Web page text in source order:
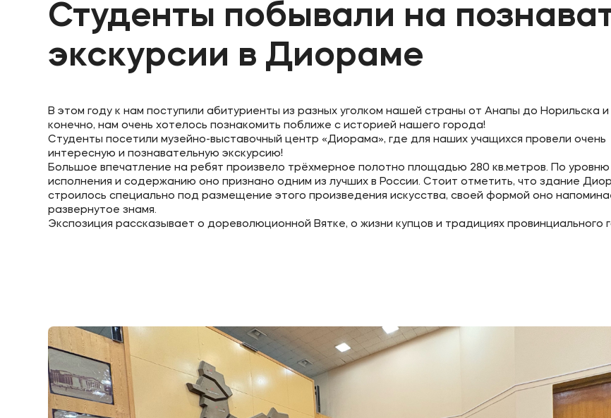
Поступающим
Высшее образование
Приемная комиссия
+7 (8332) 37-53-22
+7 (8332) 37-47-04
+7 (8332) 37-47-07
Полезное
Об образовательной организации
Банковские реквизиты
Мы в соцсетях
Студенты побывали на
экскурсии в Диораме
В этом году к нам поступили абитуриенты из разных уголком нашей страны от Анапы до Норильска и
конечно, нам очень хотелось познакомить поближе с историей нашего города!
Студенты посетили музейно-выставочный центр «Диорама», где для наших учащихся провели очень
интересную и познавательную экскурсию!
Большое впечатление на ребят произвело трёхмерное полотно площадью 280 кв.метров. По уровню
исполнения и содержанию оно признано одним из лучших в России. Стоит отметить, что здание
строилось специально под размещение этого произведения искусства, своей формой оно
развернутое знамя.
Экспозиция рассказывает о дореволюционной Вятке, о жизни купцов и традициях провинциального